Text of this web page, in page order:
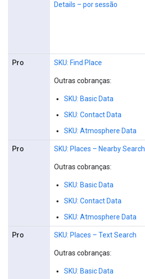
Details – por sessão
Pro SKU: Find Place
Outras cobranças:
SKU: Basic Data
SKU: Contact Data
SKU: Atmosphere Data
Pro SKU: Places – Nearby Search
Outras cobranças:
SKU: Basic Data
SKU: Contact Data
SKU: Atmosphere Data
Pro SKU: Places – Text Search
Outras cobranças:
SKU: Basic Data